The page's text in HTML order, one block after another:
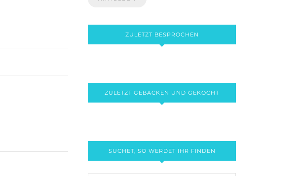
ZULETZT BESPROCHEN
ZULETZT GEBACKEN UND GEKOCHT
SUCHET, SO WERDET IHR FINDEN